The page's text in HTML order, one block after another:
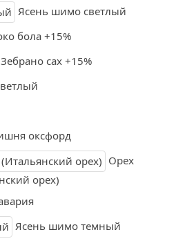
Ясень шимо светлый
бола +15%
Зебрано сах +15%
оксфорд
Орех
орех)
Ясень шимо темный